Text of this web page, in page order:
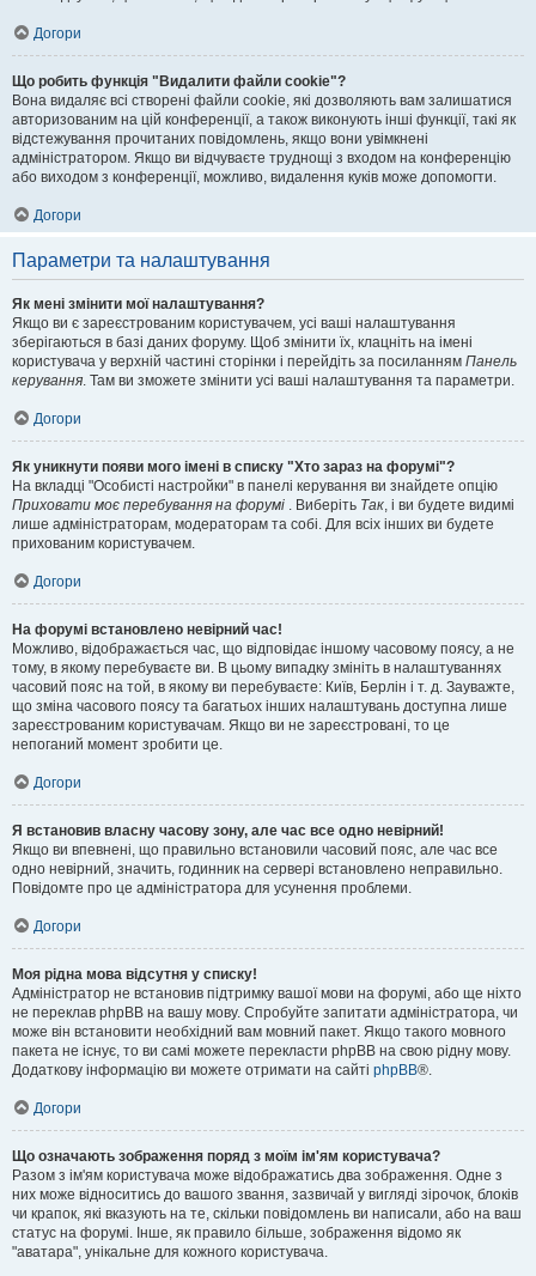
Догори
Що робить функція "Видалити файли cookie"?
Вона видаляє всі створені файли cookie, які дозволяють вам залишатися
авторизованим на цій конференції, а також виконують інші функції, такі як
відстежування прочитаних повідомлень, якщо вони увімкнені
адміністратором. Якщо ви відчуваєте труднощі з входом на конференцію
або виходом з конференції, можливо, видалення куків може допомогти.
Догори
Параметри та налаштування
Як мені змінити мої налаштування?
Якщо ви є зареєстрованим користувачем, усі ваші налаштування
зберігаються в базі даних форуму. Щоб змінити їх, клацніть на імені
користувача у верхній частині сторінки і перейдіть за посиланням Панель
керування. Там ви зможете змінити усі ваші налаштування та параметри.
Догори
Як уникнути появи мого імені в списку "Хто зараз на форумі"?
На вкладці "Особисті настройки" в панелі керування ви знайдете опцію
Приховати моє перебування на форумі . Виберіть Так, і ви будете видимі
лише адміністраторам, модераторам та собі. Для всіх інших ви будете
прихованим користувачем.
Догори
На форумі встановлено невірний час!
Можливо, відображається час, що відповідає іншому часовому поясу, а не
тому, в якому перебуваєте ви. В цьому випадку змініть в налаштуваннях
часовий пояс на той, в якому ви перебуваєте: Київ, Берлін і т. д. Зауважте,
що зміна часового поясу та багатьох інших налаштувань доступна лише
зареєстрованим користувачам. Якщо ви не зареєстровані, то це
непоганий момент зробити це.
Догори
Я встановив власну часову зону, але час все одно невірний!
Якщо ви впевнені, що правильно встановили часовий пояс, але час все
одно невірний, значить, годинник на сервері встановлено неправильно.
Повідомте про це адміністратора для усунення проблеми.
Догори
Моя рідна мова відсутня у списку!
Адміністратор не встановив підтримку вашої мови на форумі, або ще ніхто
не переклав phpBB на вашу мову. Спробуйте запитати адміністратора, чи
може він встановити необхідний вам мовний пакет. Якщо такого мовного
пакета не існує, то ви самі можете перекласти phpBB на свою рідну мову.
Додаткову інформацію ви можете отримати на сайті phpBB®.
Догори
Що означають зображення поряд з моїм ім'ям користувача?
Разом з ім'ям користувача може відображатись два зображення. Одне з
них може відноситись до вашого звання, зазвичай у вигляді зірочок, блоків
чи крапок, які вказують на те, скільки повідомлень ви написали, або на ваш
статус на форумі. Інше, як правило більше, зображення відомо як
"аватара", унікальне для кожного користувача.